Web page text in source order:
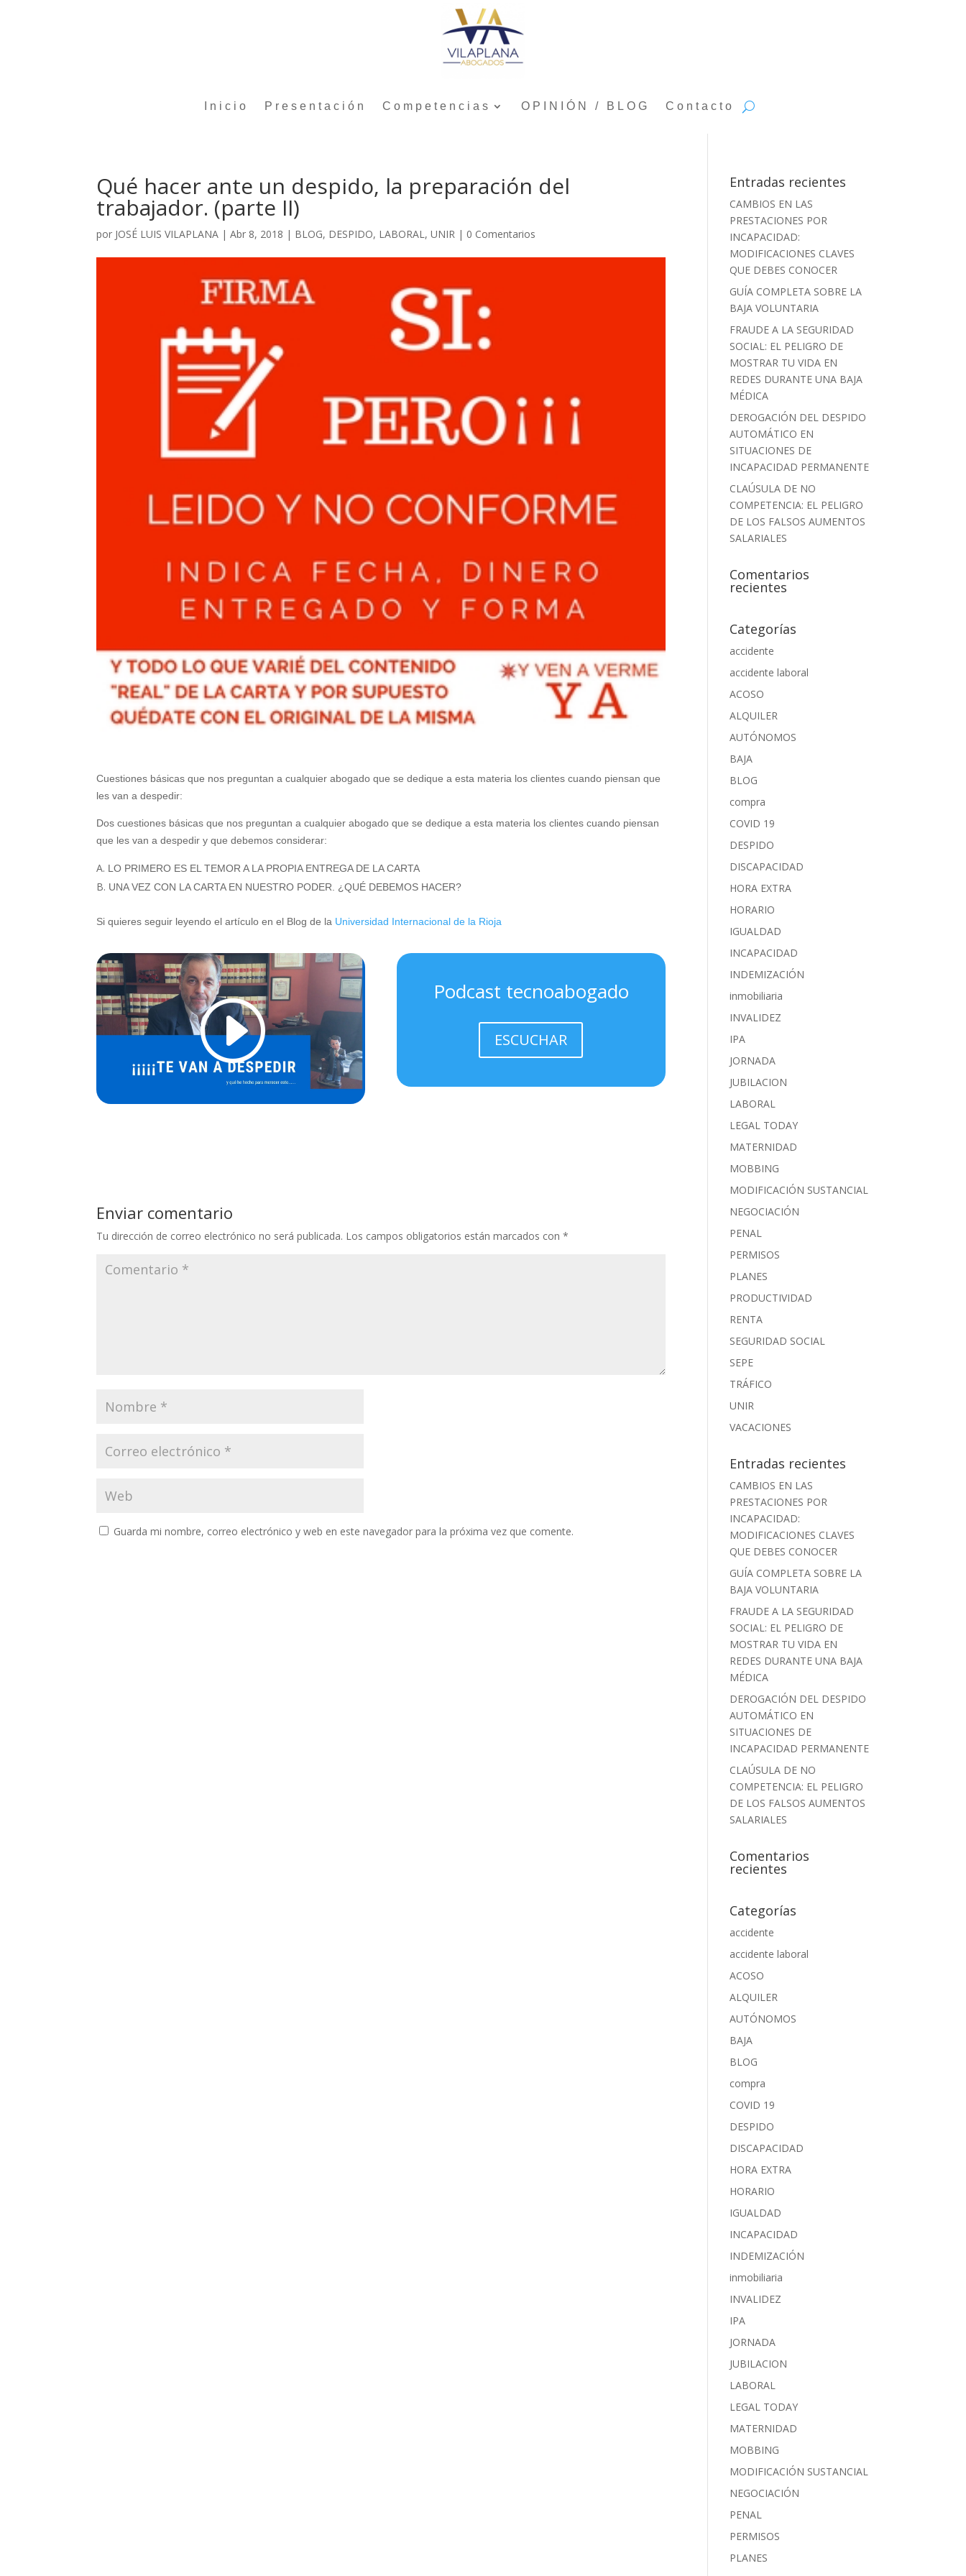
Inicio Presentación Competencias OPINIÓN / BLOG Contacto
Qué hacer ante un despido, la preparación del
trabajador. (parte II)
por JOSÉ LUIS VILAPLANA |Abr 8, 2018 | BLOG, DESPIDO, LABORAL,UNIR | 0 Comentarios
Cuestiones básicas que nos preguntan a cualquier abogado que se dedique a esta materia los clientes cuando piensan que
les van a despedir:
Dos cuestiones básicas que nos preguntan a cualquier abogado que se dedique a esta materia los clientes cuando piensan
que les van a despedir y que debemos considerar:
LO PRIMERO ES EL TEMOR A LA PROPIA ENTREGA DE LA CARTA
UNA VEZ CON LA CARTA EN NUESTRO PODER. ¿QUÉ DEBEMOS HACER?
Si quieres seguir leyendo el artículo en el Blog de la Universidad Internacional de la Rioja
Podcast tecnoabogado
ESCUCHAR
Enviar comentario
Tu dirección de correo electrónico no será publicada. Los campos obligatorios están marcados con*
Guarda mi nombre, correo electrónico y web en este navegador para la próxima vez que comente.
Entradas recientes
CAMBIOS EN LAS
PRESTACIONES POR
INCAPACIDAD:
MODIFICACIONES CLAVES
QUE DEBES CONOCER
GUÍA COMPLETA SOBRE LA
BAJA VOLUNTARIA
FRAUDE A LA SEGURIDAD
SOCIAL: EL PELIGRO DE
MOSTRAR TU VIDA EN
REDES DURANTE UNA BAJA
MÉDICA
DEROGACIÓN DEL DESPIDO
AUTOMÁTICO EN
SITUACIONES DE
INCAPACIDAD PERMANENTE
CLAÚSULA DE NO
COMPETENCIA: EL PELIGRO
DE LOS FALSOS AUMENTOS
SALARIALES
Comentarios
recientes
Categorías
accidente
accidente laboral
ACOSO
ALQUILER
AUTÓNOMOS
BAJA
BLOG
compra
COVID 19
DESPIDO
DISCAPACIDAD
HORA EXTRA
HORARIO
IGUALDAD
INCAPACIDAD
INDEMIZACIÓN
inmobiliaria
INVALIDEZ
IPA
JORNADA
JUBILACION
LABORAL
LEGAL TODAY
MATERNIDAD
MOBBING
MODIFICACIÓN SUSTANCIAL
NEGOCIACIÓN
PENAL
PERMISOS
PLANES
PRODUCTIVIDAD
RENTA
SEGURIDAD SOCIAL
SEPE
TRÁFICO
UNIR
VACACIONES
Entradas recientes
CAMBIOS EN LAS
PRESTACIONES POR
INCAPACIDAD:
MODIFICACIONES CLAVES
QUE DEBES CONOCER
GUÍA COMPLETA SOBRE LA
BAJA VOLUNTARIA
FRAUDE A LA SEGURIDAD
SOCIAL: EL PELIGRO DE
MOSTRAR TU VIDA EN
REDES DURANTE UNA BAJA
MÉDICA
DEROGACIÓN DEL DESPIDO
AUTOMÁTICO EN
SITUACIONES DE
INCAPACIDAD PERMANENTE
CLAÚSULA DE NO
COMPETENCIA: EL PELIGRO
DE LOS FALSOS AUMENTOS
SALARIALES
Comentarios
recientes
Categorías
accidente
accidente laboral
ACOSO
ALQUILER
AUTÓNOMOS
BAJA
BLOG
compra
COVID 19
DESPIDO
DISCAPACIDAD
HORA EXTRA
HORARIO
IGUALDAD
INCAPACIDAD
INDEMIZACIÓN
inmobiliaria
INVALIDEZ
IPA
JORNADA
JUBILACION
LABORAL
LEGAL TODAY
MATERNIDAD
MOBBING
MODIFICACIÓN SUSTANCIAL
NEGOCIACIÓN
PENAL
PERMISOS
PLANES